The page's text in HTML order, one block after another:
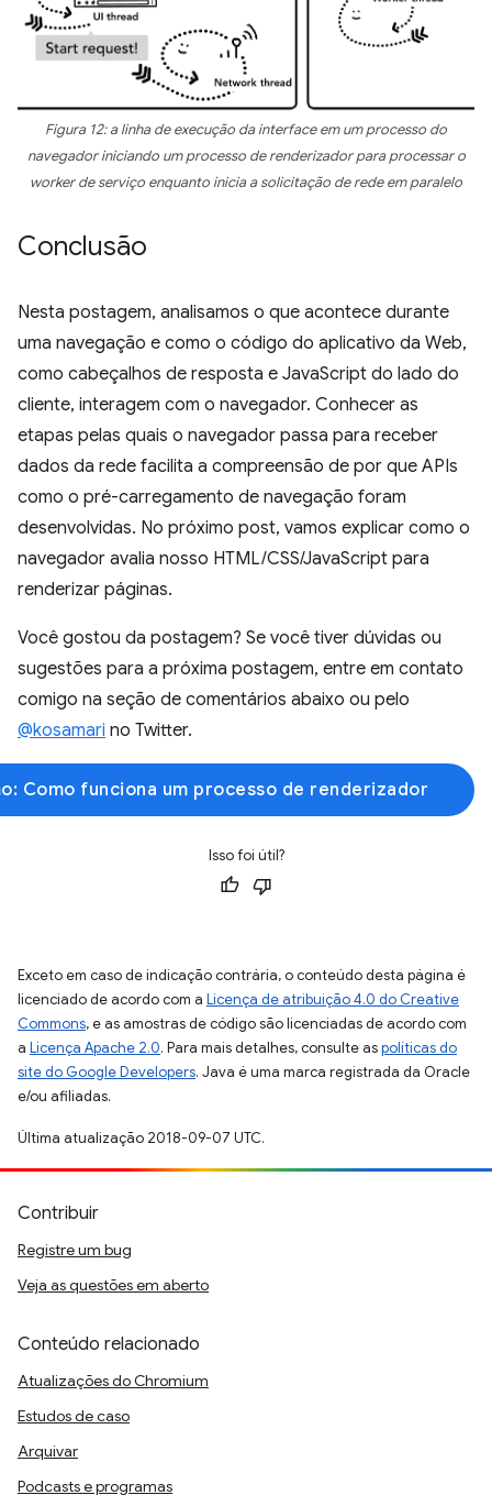
Figura 12: a linha de execução da interface em um processo do
navegador iniciando um processo de renderizador para processar o
worker de serviço enquanto inicia a solicitação de rede em paralelo
Conclusão
Nesta postagem, analisamos o que acontece durante
uma navegação e como o código do aplicativo da Web,
como cabeçalhos de resposta e JavaScript do lado do
cliente, interagem com o navegador. Conhecer as
etapas pelas quais o navegador passa para receber
dados da rede facilita a compreensão de por que APIs
como o pré-carregamento de navegação foram
desenvolvidas. No próximo post, vamos explicar como o
navegador avalia nosso HTML/CSS/JavaScript para
renderizar páginas.
Você gostou da postagem? Se você tiver dúvidas ou
sugestões para a próxima postagem, entre em contato
comigo na seção de comentários abaixo ou pelo
@kosamari no Twitter.
Como funciona um processo de renderizador
Isso foi útil?
Exceto em caso de indicação contrária, o conteúdo desta página é
licenciado de acordo com a Licença de atribuição 4.0 do Creative
Commons, e as amostras de código são licenciadas de acordo com
a Licença Apache 2.0. Para mais detalhes, consulte aspolíticas do
site do Google Developers. Java é uma marca registrada da Oracle
e/ou afiliadas.
Última atualização 2018-09-07 UTC.
Contribuir
Registre um bug
Veja as questões em aberto
Conteúdo relacionado
Atualizações do Chromium
Estudos de caso
Arquivar
Podcasts e programas